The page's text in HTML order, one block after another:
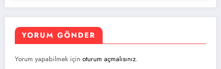
YORUM GÖNDER
Yorum yapabilmek için oturum açmalısınız.